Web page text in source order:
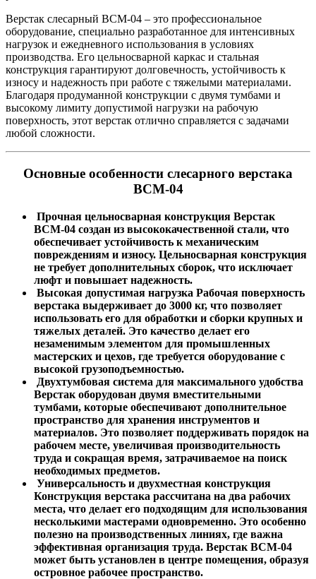
Верстак слесарный ВСМ-04 – это профессиональное
оборудование, специально разработанное для интенсивных
нагрузок и ежедневного использования в условиях
производства. Его цельносварной каркас и стальная
конструкция гарантируют долговечность, устойчивость к
износу и надежность при работе с тяжелыми материалами.
Благодаря продуманной конструкции с двумя тумбами и
высокому лимиту допустимой нагрузки на рабочую
поверхность, этот верстак отлично справляется с задачами
любой сложности.
Основные особенности слесарного верстака
ВСМ-04
Прочная цельносварная конструкция Верстак
ВСМ-04 создан из высококачественной стали, что
обеспечивает устойчивость к механическим
повреждениям и износу. Цельносварная конструкция
не требует дополнительных сборок, что исключает
люфт и повышает надежность.
Высокая допустимая нагрузка Рабочая поверхность
верстака выдерживает до 3000 кг, что позволяет
использовать его для обработки и сборки крупных и
тяжелых деталей. Это качество делает его
незаменимым элементом для промышленных
мастерских и цехов, где требуется оборудование с
высокой грузоподъемностью.
Двухтумбовая система для максимального удобства
Верстак оборудован двумя вместительными
тумбами, которые обеспечивают дополнительное
пространство для хранения инструментов и
материалов. Это позволяет поддерживать порядок на
рабочем месте, увеличивая производительность
труда и сокращая время, затрачиваемое на поиск
необходимых предметов.
Универсальность и двухместная конструкция
Конструкция верстака рассчитана на два рабочих
места, что делает его подходящим для использования
несколькими мастерами одновременно. Это особенно
полезно на производственных линиях, где важна
эффективная организация труда. Верстак ВСМ-04
может быть установлен в центре помещения, образуя
островное рабочее пространство.